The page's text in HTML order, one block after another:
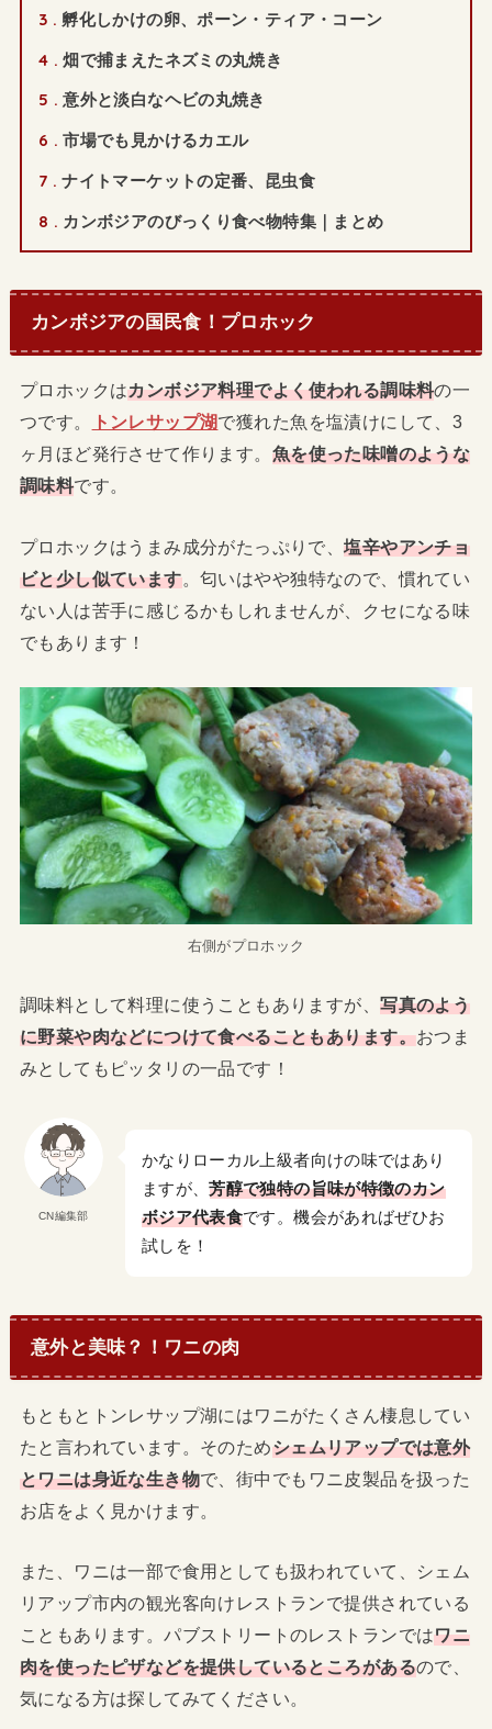
3 孵化しかけの卵、ポーン・ティア・コーン
4 畑で捕まえたネズミの丸焼き
5 意外と淡白なヘビの丸焼き
6 市場でも見かけるカエル
7 ナイトマーケットの定番、昆虫食
8 カンボジアのびっくり食べ物特集｜まとめ
カンボジアの国民食！プロホック
プロホックはカンボジア料理でよく使われる調味料の一
つです。
トンレサップ湖で獲れた魚を塩漬けにして、3
ヶ月ほど発行させて作ります。 魚を使った味噌のような
調味料です。
プロホックはうまみ成分がたっぷりで、塩辛やアンチョ
ビと少し似ています。匂いはやや独特なので、慣れてい
ない人は苦手に感じるかもしれませんが、クセになる味
でもあります！
右側がプロホック
調味料として料理に使うこともありますが、写真のよう
に野菜や肉などにつけて食べることもあります。おつま
みとしてもピッタリの一品です！
CN編集部
かなりローカル上級者向けの味ではあり
ますが、芳醇で独特の旨味が特徴のカン
ボジア代表食です。機会があればぜひお
試しを！
意外と美味？！ワニの肉
もともとトンレサップ湖にはワニがたくさん棲息してい
たと言われています。そのためシェムリアップでは意外
とワニは身近な生き物で、街中でもワニ皮製品を扱った
お店をよく見かけます。
また、ワニは一部で食用としても扱われていて、シェム
リアップ市内の観光客向けレストランで提供されている
こともあります。パブストリートのレストランではワニ
肉を使ったピザなどを提供しているところがあるので、
気になる方は探してみてください。